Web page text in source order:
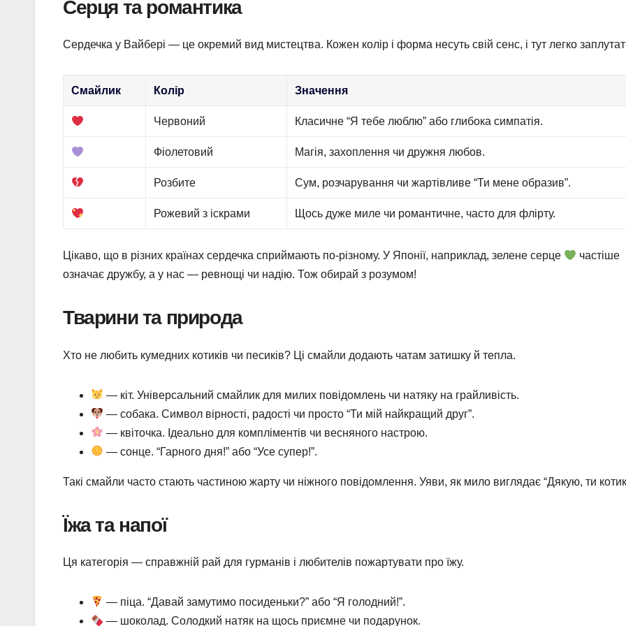
Серця та романтика
Сердечка у Вайбері — це окремий вид мистецтва. Кожен колір і форма несуть свій сенс, і тут легко
Смайлик Колір Значення
Червоний Класичне “Я тебе люблю” або глибока симпатія.
Фіолетовий Магія, захоплення чи дружня любов.
Розбите Сум, розчарування чи жартівливе “Ти мене образив”.
Рожевий з іскрами Щось дуже миле чи романтичне, часто для флірту.
Цікаво, що в різних країнах сердечка сприймають по-різному. У Японії, наприклад, зелене серце
частіше
означає дружбу, а у нас — ревнощі чи надію. Тож обирай з розумом!
Тварини та природа
Хто не любить кумедних котиків чи песиків? Ці смайли додають чатам затишку й тепла.
— кіт. Універсальний смайлик для милих повідомлень чи натяку на грайливість.
— собака. Символ вірності, радості чи просто “Ти мій найкращий друг”.
— квіточка. Ідеально для компліментів чи весняного настрою.
— сонце. “Гарного дня!” або “Усе супер!”.
Такі смайли часто стають частиною жарту чи ніжного повідомлення. Уяви, як мило виглядає “Дякую, ти
Їжа та напої
Ця категорія — справжній рай для гурманів і любителів пожартувати про їжу.
— піца. “Давай замутимо посиденьки?” або “Я голодний!”.
— шоколад. Солодкий натяк на щось приємне чи подарунок.